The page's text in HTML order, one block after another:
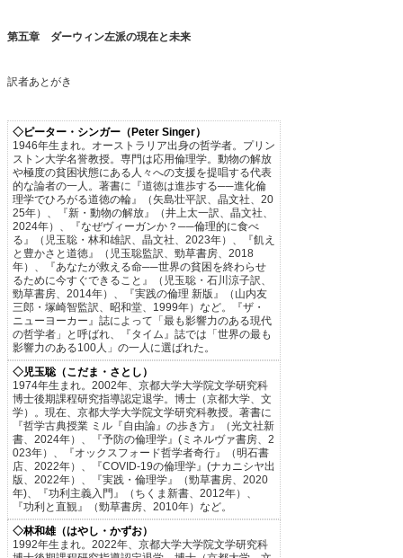
第五章 ダーウィン左派の現在と未来
訳者あとがき
◇ピーター・シンガー（Peter Singer）
1946年生まれ。オーストラリア出身の哲学者。プリン
ストン大学名誉教授。専門は応用倫理学。動物の解放
や極度の貧困状態にある人々への支援を提唱する代表
的な論者の一人。著書に『道徳は進歩する──進化倫
理学でひろがる道徳の輪』（矢島壮平訳、晶文社、20
25年）、『新・動物の解放』（井上太一訳、晶文社、
2024年）、『なぜヴィーガンか？──倫理的に食べ
る』（児玉聡・林和雄訳、晶文社、2023年）、『飢え
と豊かさと道徳』（児玉聡監訳、勁草書房、2018
年）、『あなたが救える命──世界の貧困を終わらせ
るために今すぐできること』（児玉聡・石川涼子訳、
勁草書房、2014年）、『実践の倫理 新版』（山内友
三郎・塚崎智監訳、昭和堂、1999年）など。『ザ・
ニューヨーカー』誌によって「最も影響力のある現代
の哲学者」と呼ばれ、『タイム』誌では「世界の最も
影響力のある100人」の一人に選ばれた。
◇児玉聡（こだま・さとし）
1974年生まれ。2002年、京都大学大学院文学研究科
博士後期課程研究指導認定退学。博士（京都大学、文
学）。現在、京都大学大学院文学研究科教授。著書に
『哲学古典授業 ミル『自由論』の歩き方』（光文社新
書、2024年）、『予防の倫理学』(ミネルヴァ書房、2
023年）、『オックスフォード哲学者奇行』（明石書
店、2022年）、『COVID-19の倫理学』(ナカニシヤ出
版、2022年）、『実践・倫理学』（勁草書房、2020
年)、『功利主義入門』（ちくま新書、2012年）、
『功利と直観』（勁草書房、2010年）など。
◇林和雄（はやし・かずお）
1992年生まれ。2022年、京都大学大学院文学研究科